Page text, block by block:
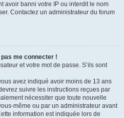
avoir banni votre IP ou interdit le nom
Contactez un administrateur du forum
me connecter !
et votre mot de passe. S’ils sont
avez indiqué avoir moins de 13 ans
suivre les instructions reçues par
nécessiter que toute nouvelle
même ou par un administrateur avant
information est indiquée lors de